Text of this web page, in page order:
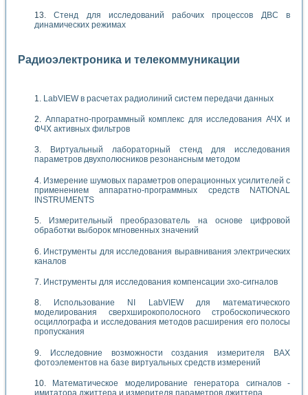
Стенд для исследований рабочих процессов ДВС в
динамических режимах
Радиоэлектроника и телекоммуникации
LabVIEW в расчетах радиолиний систем передачи данных
Аппаратно-программный комплекс для исследования АЧХ и
ФЧХ активных фильтров
Виртуальный лабораторный стенд для исследования
параметров двухполюсников резонансным методом
Измерение шумовых параметров операционных усилителей с
применением аппаратно-программных средств NATIONAL
INSTRUMENTS
Измерительный преобразователь на основе цифровой
обработки выборок мгновенных значений
Инструменты для исследования выравнивания электрических
каналов
Инструменты для исследования компенсации эхо-сигналов
Использование NI LabVIEW для математического
моделирования сверхширокополосного стробоскопического
осциллографа и исследования методов расширения его полосы
пропускания
Исследовние возможности создания измерителя ВАХ
фотоэлементов на базе виртуальных средств измерений
Математическое моделирование генератора сигналов -
имитатора джиттера и измерителя параметров джиттера